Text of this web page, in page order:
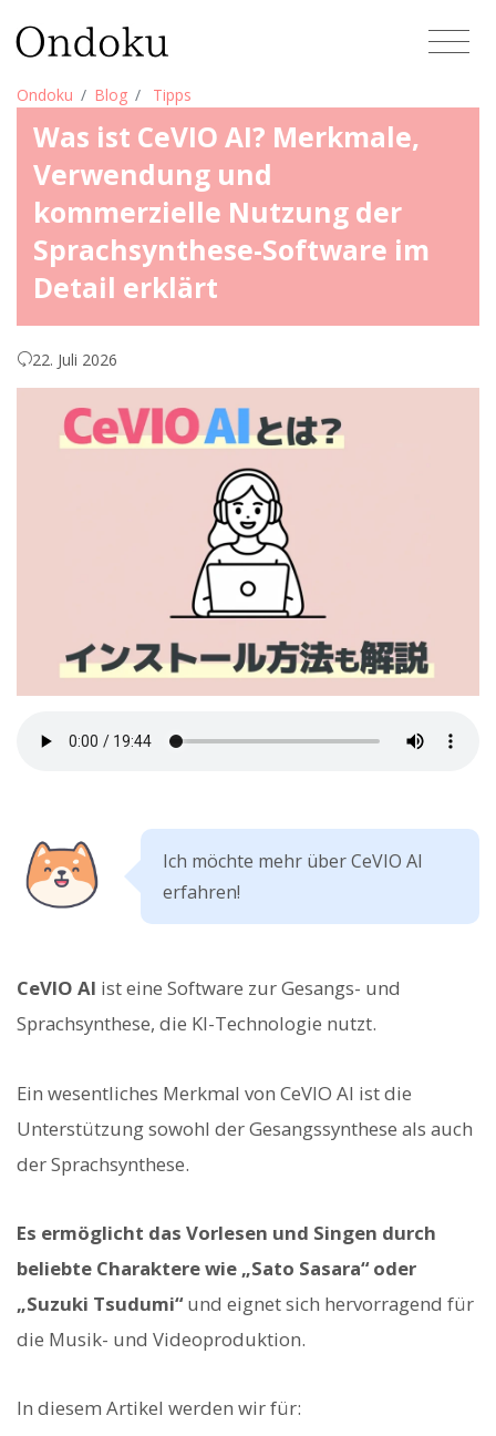
Ondoku Blog Tipps
Was ist CeVIO AI? Merkmale,
Verwendung und
kommerzielle Nutzung der
Sprachsynthese-Software im
Detail erklärt
22. Juli 2026
Ich möchte mehr über CeVIO AI
erfahren!
CeVIO AI ist eine Software zur Gesangs- und
Sprachsynthese, die KI-Technologie nutzt.
Ein wesentliches Merkmal von CeVIO AI ist die
Unterstützung sowohl der Gesangssynthese als auch
der Sprachsynthese.
Es ermöglicht das Vorlesen und Singen durch
beliebte Charaktere wie „Sato Sasara“ oder
„Suzuki Tsudumi“und eignet sich hervorragend für
die Musik- und Videoproduktion.
In diesem Artikel werden wir für: